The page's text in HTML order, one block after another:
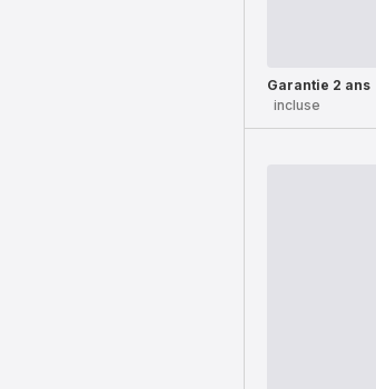
Garantie 2 ans
incluse